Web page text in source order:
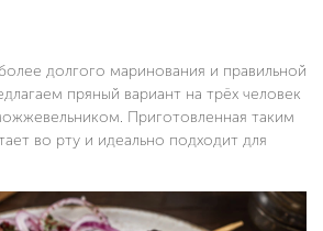
долгого маринования и правильной
пряный вариант на трёх человек
Приготовленная таким
во рту и идеально подходит для